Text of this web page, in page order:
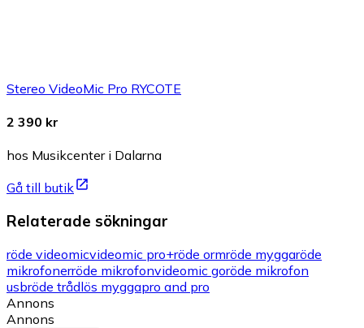
Stereo VideoMic Pro RYCOTE
2 390 kr
hos Musikcenter i Dalarna
Gå till butik
Relaterade sökningar
röde videomicvideomic pro+röde ormröde myggaröde
mikrofonerröde mikrofonvideomic goröde mikrofon
usbröde trådlös myggapro and pro
Annons
Annons